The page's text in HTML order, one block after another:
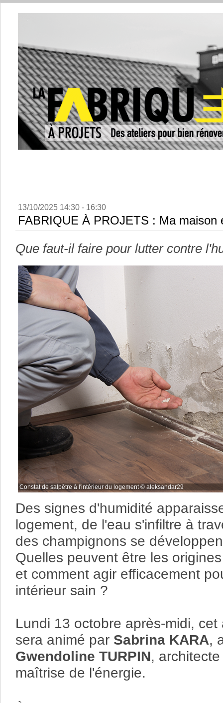
13/10/2025 14:30 - 16:30
FABRIQUE À PROJETS : Ma maison
Que faut-il faire pour lutter contre
Constat de salpêtre à l'intérieur du logement © aleksandar29
Des signes d'humidité
logement, de l'eau s'infiltre à
des champignons se
Quelles peuvent être les
et comment agir efficacement
intérieur sain ?
Lundi 13 octobre après-midi,
sera animé par Sabrina KARA,
Gwendoline TURPIN,
maîtrise de l'énergie.